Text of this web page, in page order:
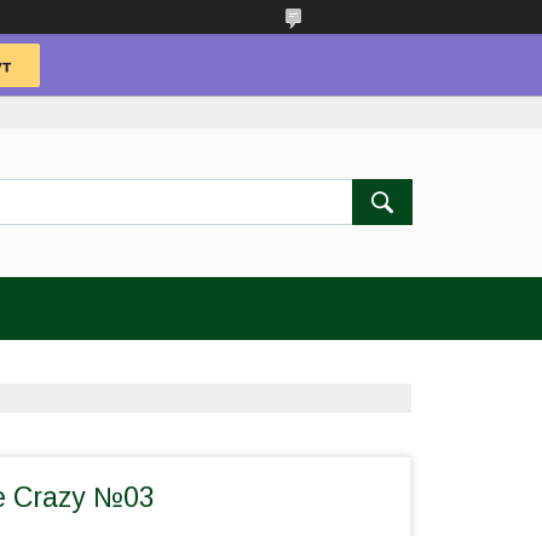
Crazy №03